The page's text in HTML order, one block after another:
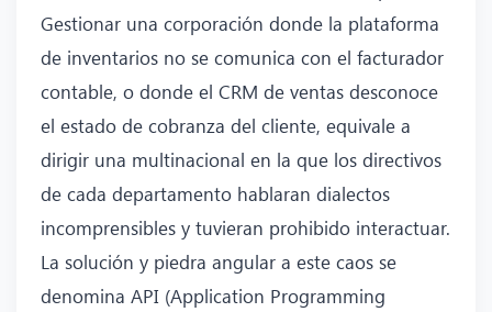
Gestionar una corporación donde la plataforma
de inventarios no se comunica con el facturador
contable, o donde el CRM de ventas desconoce
el estado de cobranza del cliente, equivale a
dirigir una multinacional en la que los directivos
de cada departamento hablaran dialectos
incomprensibles y tuvieran prohibido interactuar.
La solución y piedra angular a este caos se
denomina API (Application Programming